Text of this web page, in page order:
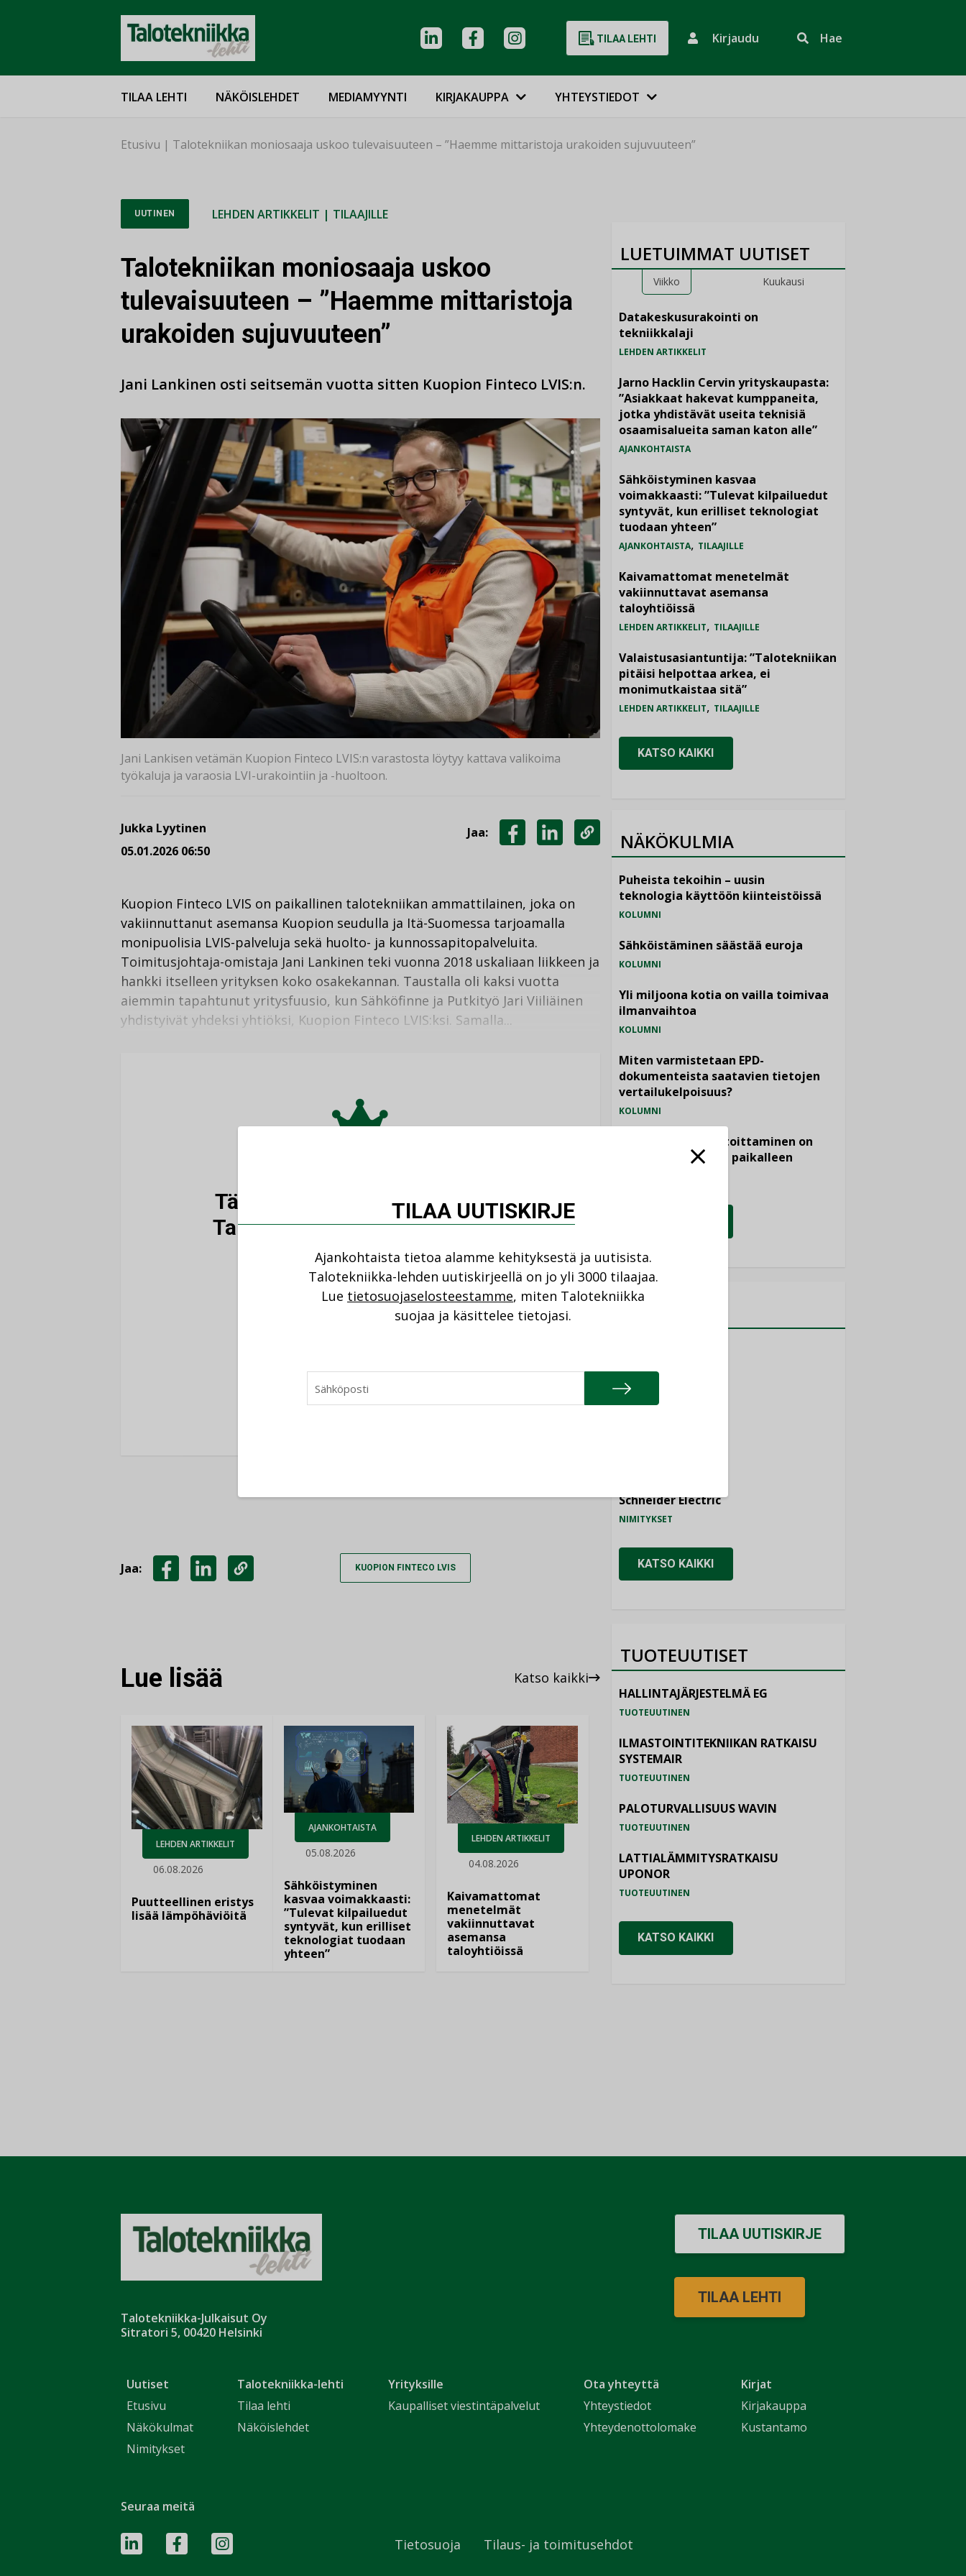
TILAA LEHTI Kirjaudu Hae
TILAA LEHTI NÄKÖISLEHDET MEDIAMYYNTI KIRJAKAUPPA YHTEYSTIEDOT
Etusivu | Talotekniikan moniosaaja uskoo tulevaisuuteen – ”Haemme mittaristoja urakoiden sujuvuuteen”
UUTINEN LEHDEN ARTIKKELIT | TILAAJILLE
Talotekniikan moniosaaja uskoo
tulevaisuuteen – ”Haemme mittaristoja
urakoiden sujuvuuteen”
Jani Lankinen osti seitsemän vuotta sitten Kuopion Finteco LVIS:n.
Jani Lankisen vetämän Kuopion Finteco LVIS:n varastosta löytyy kattava valikoima
työkaluja ja varaosia LVI-urakointiin ja -huoltoon.
Jukka Lyytinen
05.01.2026 06:50
Jaa:
KOPIOI
Kuopion Finteco LVIS on paikallinen talotekniikan ammattilainen, joka on
vakiinnuttanut asemansa Kuopion seudulla ja Itä-Suomessa tarjoamalla
monipuolisia LVIS-palveluja sekä huolto- ja kunnossapitopalveluita.
Toimitusjohtaja-omistaja Jani Lankinen teki vuonna 2018 uskaliaan liikkeen ja
hankki itselleen yrityksen koko osakekannan. Taustalla oli kaksi vuotta
aiemmin tapahtunut yritysfuusio, kun Sähköfinne ja Putkityö Jari Viiliäinen
yhdistyivät yhdeksi yhtiöksi, Kuopion Finteco LVIS:ksi. Samalla...
Tämä artikkeli on tarjolla vain
Talotekniikka-lehden tilaajille.
KIRJAUDU SISÄÄN
Jaa: KUOPION FINTECO LVIS
Lue lisää Katso kaikki
LEHDEN ARTIKKELIT
06.08.2026
Puutteellinen eristys
lisää lämpöhäviöitä
AJANKOHTAISTA
05.08.2026
Sähköistyminen
kasvaa voimakkaasti:
”Tulevat kilpailuedut
syntyvät, kun erilliset
teknologiat tuodaan
yhteen”
LEHDEN ARTIKKELIT
04.08.2026
Kaivamattomat
menetelmät
vakiinnuttavat
asemansa
taloyhtiöissä
LUETUIMMAT UUTISET
Viikko Kuukausi
Datakeskusurakointi on
tekniikkalaji
LEHDEN ARTIKKELIT
Jarno Hacklin Cervin yrityskaupasta:
”Asiakkaat hakevat kumppaneita,
jotka yhdistävät useita teknisiä
osaamisalueita saman katon alle”
AJANKOHTAISTA
Sähköistyminen kasvaa
voimakkaasti: ”Tulevat kilpailuedut
syntyvät, kun erilliset teknologiat
tuodaan yhteen”
AJANKOHTAISTA, TILAAJILLE
Kaivamattomat menetelmät
vakiinnuttavat asemansa
taloyhtiöissä
LEHDEN ARTIKKELIT, TILAAJILLE
Valaistusasiantuntija: ”Talotekniikan
pitäisi helpottaa arkea, ei
monimutkaistaa sitä”
LEHDEN ARTIKKELIT, TILAAJILLE
KATSO KAIKKI
NÄKÖKULMIA
Puheista tekoihin – uusin
teknologia käyttöön kiinteistöissä
KOLUMNI
Sähköistäminen säästää euroja
KOLUMNI
Yli miljoona kotia on vailla toimivaa
ilmanvaihtoa
KOLUMNI
Miten varmistetaan EPD-
dokumenteista saatavien tietojen
vertailukelpoisuus?
KOLUMNI
Vesi- ja viemärimitoittaminen on
jämähtänyt ajassa paikalleen
NIMITYKSET
Schneider Electric
NIMITYKSET
KATSO KAIKKI
TUOTEUUTISET
HALLINTAJÄRJESTELMÄ EG
TUOTEUUTINEN
ILMASTOINTITEKNIIKAN RATKAISU
SYSTEMAIR
TUOTEUUTINEN
PALOTURVALLISUUS WAVIN
TUOTEUUTINEN
LATTIALÄMMITYSRATKAISU
UPONOR
TUOTEUUTINEN
KATSO KAIKKI
Talotekniikka-Julkaisut Oy
Sitratori 5, 00420 Helsinki
Uutiset
Etusivu
Näkökulmat
Nimitykset
Talotekniikka-lehti
Tilaa lehti
Näköislehdet
Yrityksille
Kaupalliset viestintäpalvelut
Ota yhteyttä
Yhteystiedot
Yhteydenottolomake
Kirjat
Kirjakauppa
Kustantamo
TILAA UUTISKIRJE
TILAA LEHTI
Seuraa meitä
Tietosuoja Tilaus- ja toimitusehdot
TILAA UUTISKIRJE
Ajankohtaista tietoa alamme kehityksestä ja uutisista.
Talotekniikka-lehden uutiskirjeellä on jo yli 3000 tilaajaa.
Lue tietosuojaselosteestamme, miten Talotekniikka
suojaa ja käsittelee tietojasi.